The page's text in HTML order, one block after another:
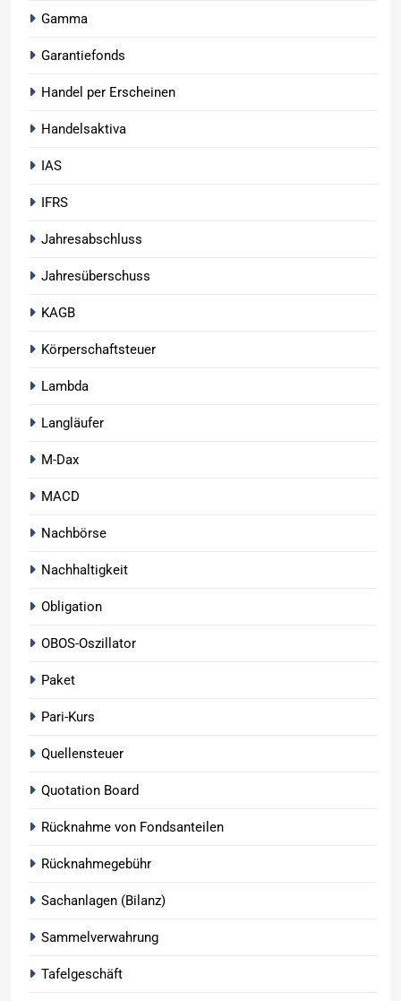
Gamma
Garantiefonds
Handel per Erscheinen
Handelsaktiva
IAS
IFRS
Jahresabschluss
Jahresüberschuss
KAGB
Körperschaftsteuer
Lambda
Langläufer
M-Dax
MACD
Nachbörse
Nachhaltigkeit
Obligation
OBOS-Oszillator
Paket
Pari-Kurs
Quellensteuer
Quotation Board
Rücknahme von Fondsanteilen
Rücknahmegebühr
Sachanlagen (Bilanz)
Sammelverwahrung
Tafelgeschäft